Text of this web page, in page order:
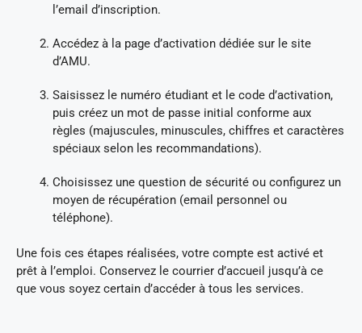
l’email d’inscription.
Accédez à la page d’activation dédiée sur le site
d’AMU.
Saisissez le numéro étudiant et le code d’activation,
puis créez un mot de passe initial conforme aux
règles (majuscules, minuscules, chiffres et caractères
spéciaux selon les recommandations).
Choisissez une question de sécurité ou configurez un
moyen de récupération (email personnel ou
téléphone).
Une fois ces étapes réalisées, votre compte est activé et
prêt à l’emploi. Conservez le courrier d’accueil jusqu’à ce
que vous soyez certain d’accéder à tous les services.